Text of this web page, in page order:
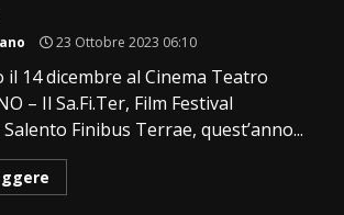
23 Ottobre 2023 06:10
14 dicembre al Cinema Teatro
– Il Sa.Fi.Ter, Film Festival
Finibus Terrae, quest’anno...